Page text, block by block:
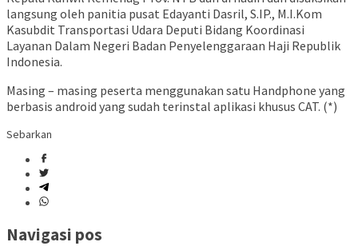
langsung oleh panitia pusat Edayanti Dasril, S.IP., M.I.Kom
Kasubdit Transportasi Udara Deputi Bidang Koordinasi
Layanan Dalam Negeri Badan Penyelenggaraan Haji Republik
Indonesia.
Masing – masing peserta menggunakan satu Handphone yang
berbasis android yang sudah terinstal aplikasi khusus CAT. (*)
Sebarkan
Navigasi pos